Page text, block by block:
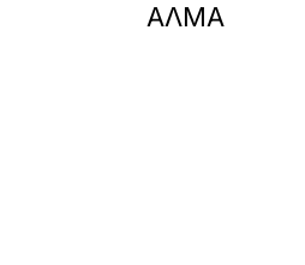
ΑΛΜΑ